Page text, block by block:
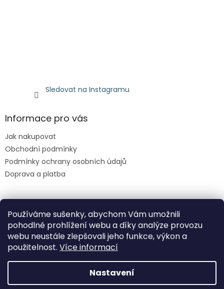
Používáme sušenky, abychom Vám umožnili
pohodlné prohlížení webu a díky analýze provozu
webu neustále zlepšovali jeho funkce, výkon a
použitelnost. Více informací
Nastavení
Sledovat na Instagramu
Informace pro vás
Jak nakupovat
Obchodní podmínky
Podmínky ochrany osobních údajů
Doprava a platba
Facebook
Vytvořil Shoptet